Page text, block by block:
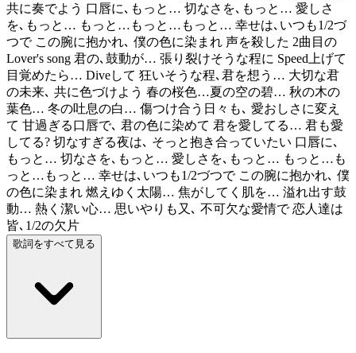
共に奏でよう 口唇に､もっと… 切なさを､もっと… 愛しさ
を､もっと… もっと…もっと…もっと… 幸せは､いつも1/2づ
つで この腕に抱かれ､ 僕の色に染まれ 声を殺した 2曲目の
Lover's song 君の､鼓動が… 張り裂けそうな程に Speed上げて
目覚めたら… Diveして 狂いそうな程､君を想う… 大切な君
の未来､ 共に色づけよう 春の桜色…夏の空の碧… 秋の木の
葉色… 冬の吐息の白… 傷つけ合う日々も､ 愛おしさに変え
て 甘過ぎる口唇で､ 君の色に染めて 君を愛してる… 君も愛
してる? 切なすぎる夜は､ そっと抱き合っていたい 口唇に､
もっと… 切なさを､もっと… 愛しさを､もっと… もっと…も
っと…もっと… 幸せは､いつも1/2づつで この腕に抱かれ､ 僕
の色に染まれ 燃えゆく太陽… 焦がしてく肌を… 溢れ出す鼓
動… 熱く潔い心… 思いやりも又､ 不可欠な愛情で 恋人達は
皆､1/2の欠片
歌詞をすべて見る